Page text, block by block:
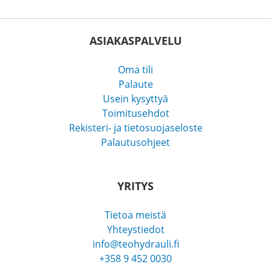
ASIAKASPALVELU
Oma tili
Palaute
Usein kysyttyä
Toimitusehdot
Rekisteri- ja tietosuojaseloste
Palautusohjeet
YRITYS
Tietoa meistä
Yhteystiedot
info@teohydrauli.fi
+358 9 452 0030